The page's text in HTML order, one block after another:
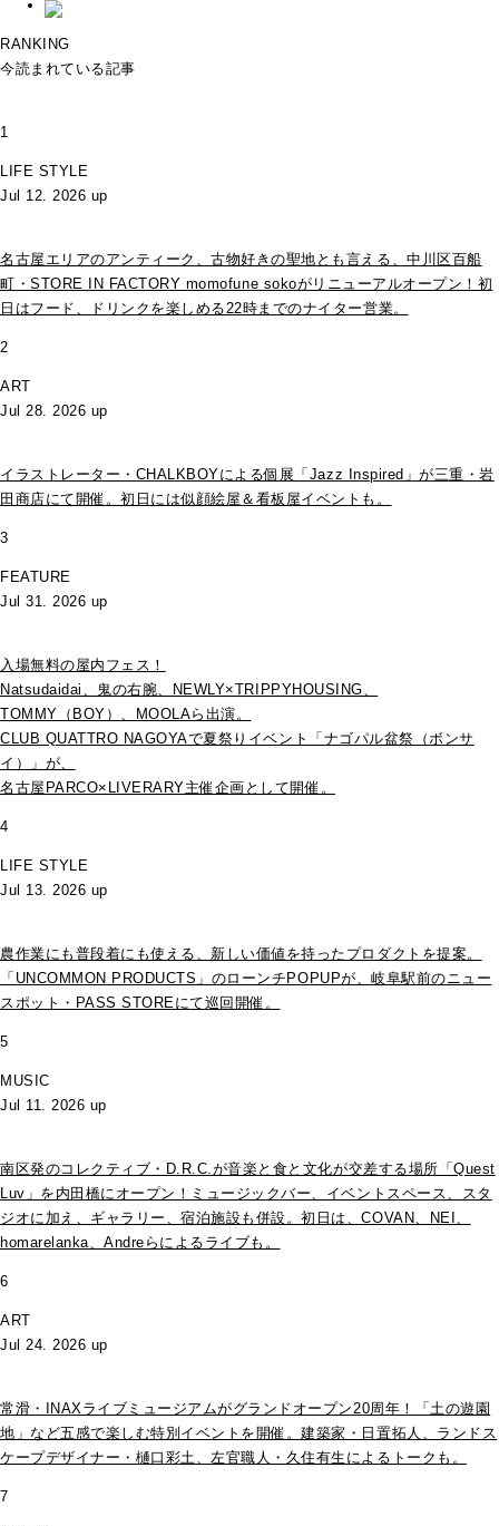
RANKING
今読まれている記事
1
LIFE STYLE
Jul 12. 2026 up
名古屋エリアのアンティーク、古物好きの聖地とも言える、中川区百船
町・STORE IN FACTORY momofune sokoがリニューアルオープン！初
日はフード、ドリンクを楽しめる22時までのナイター営業。
2
ART
Jul 28. 2026 up
イラストレーター・CHALKBOYによる個展「Jazz Inspired」が三重・岩
田商店にて開催。初日には似顔絵屋＆看板屋イベントも。
3
FEATURE
Jul 31. 2026 up
入場無料の屋内フェス！
Natsudaidai、鬼の右腕、NEWLY×TRIPPYHOUSING、
TOMMY（BOY）、MOOLAら出演。
CLUB QUATTRO NAGOYAで夏祭りイベント「ナゴパル盆祭（ボンサ
イ）」が、
名古屋PARCO×LIVERARY主催企画として開催。
4
LIFE STYLE
Jul 13. 2026 up
農作業にも普段着にも使える、新しい価値を持ったプロダクトを提案。
「UNCOMMON PRODUCTS」のローンチPOPUPが、岐阜駅前のニュー
スポット・PASS STOREにて巡回開催。
5
MUSIC
Jul 11. 2026 up
南区発のコレクティブ・D.R.C.が⾳楽と⾷と⽂化が交差する場所「Quest
Luv」を内田橋にオープン！ミュージックバー、イベントスペース、スタ
ジオに加え、ギャラリー、宿泊施設も併設。初日は、COVAN、NEI、
homarelanka、Andreらによるライブも。
6
ART
Jul 24. 2026 up
常滑・INAXライブミュージアムがグランドオープン20周年！「土の遊園
地」など五感で楽しむ特別イベントを開催。建築家・日置拓人、ランドス
ケープデザイナー・樋口彩土、左官職人・久住有生によるトークも。
7